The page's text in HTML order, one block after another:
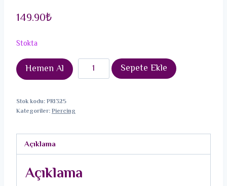
149.90₺
Stokta
Hemen Al
316L
Çelik
Taşlı
Detay
Sepete Ekle
Stok kodu:PR1325
Kategoriler:Piercing
Açıklama
Açıklama